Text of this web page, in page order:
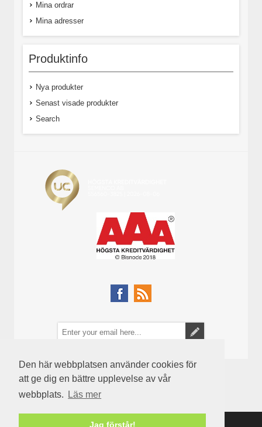
Den här webbplatsen använder cookies för
att ge dig en bättre upplevelse av vår
webbplats.
Läs mer
Jag förstår!
Mina ordrar
Mina adresser
Produktinfo
Nya produkter
Senast visade produkter
Search